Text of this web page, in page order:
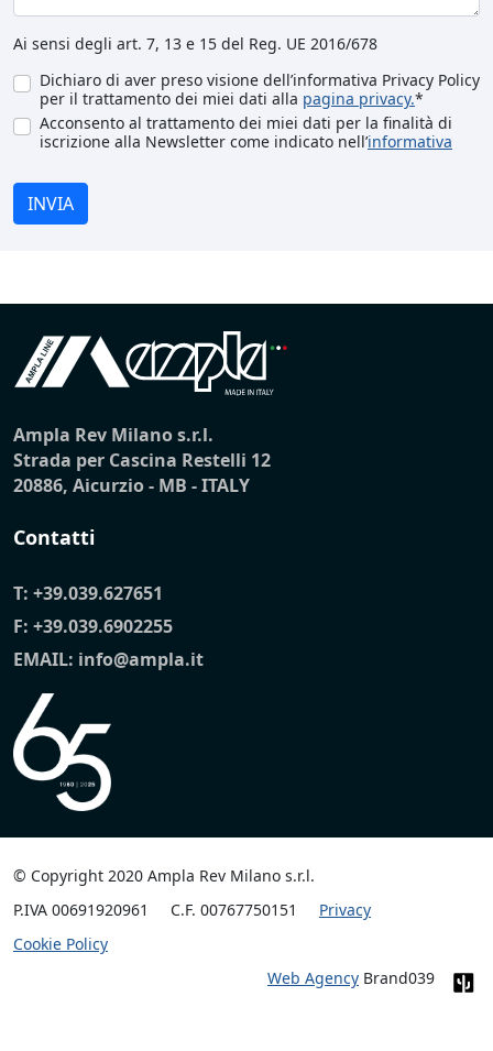
Ai sensi degli art. 7, 13 e 15 del Reg. UE 2016/678
Dichiaro di aver preso visione dell’informativa Privacy Policy
per il trattamento dei miei dati alla pagina privacy.*
Acconsento al trattamento dei miei dati per la finalità di
iscrizione alla Newsletter come indicato nell’informativa
INVIA
Ampla Rev Milano s.r.l.
Strada per Cascina Restelli 12
20886, Aicurzio - MB - ITALY
Contatti
T: +39.039.627651
F: +39.039.6902255
EMAIL: info@ampla.it
© Copyright 2020 Ampla Rev Milano s.r.l.
P.IVA 00691920961
C.F. 00767750151
Privacy
Cookie Policy
Web Agency Brand039